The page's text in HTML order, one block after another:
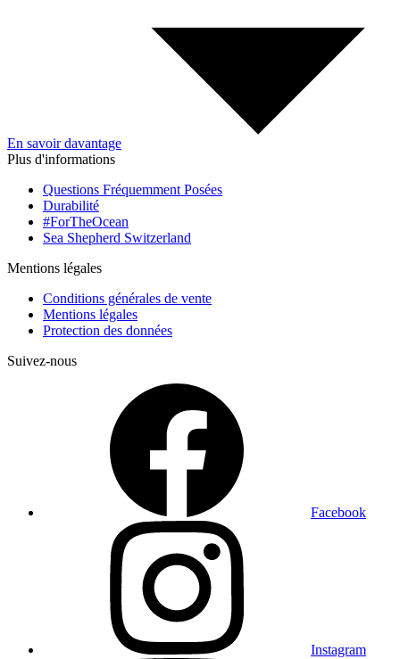
En savoir davantage
Plus d'informations
Questions Fréquemment Posées
Durabilité
#ForTheOcean
Sea Shepherd Switzerland
Mentions légales
Conditions générales de vente
Mentions légales
Protection des données
Suivez-nous
Facebook
Instagram